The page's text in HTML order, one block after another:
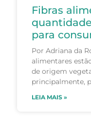
Fibras
para
Por Adriana da
alimentares
de origem
principalmente,
LEIA MAIS »